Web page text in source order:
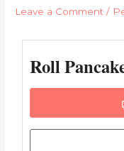
Leave a Comment /
Roll